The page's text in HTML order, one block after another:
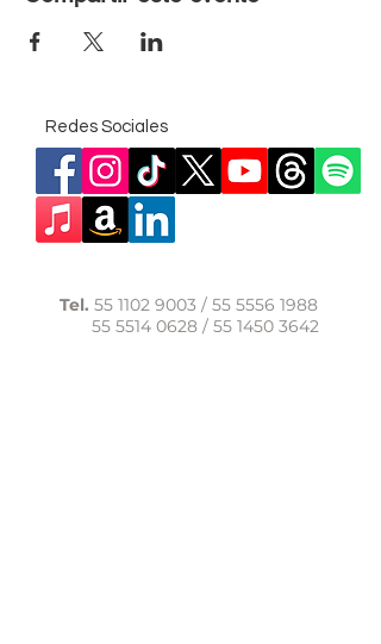
Redes Sociales
Tel. 55 1102 9003 / 55 5556 1988
55 5514 0628/ 55 1450 3642